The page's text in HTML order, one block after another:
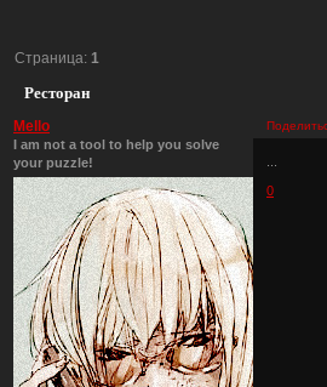
Ресторан
Страница: 1
Mello
I am not a tool to help you solve
your puzzle!
0